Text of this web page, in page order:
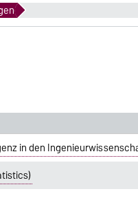
in den